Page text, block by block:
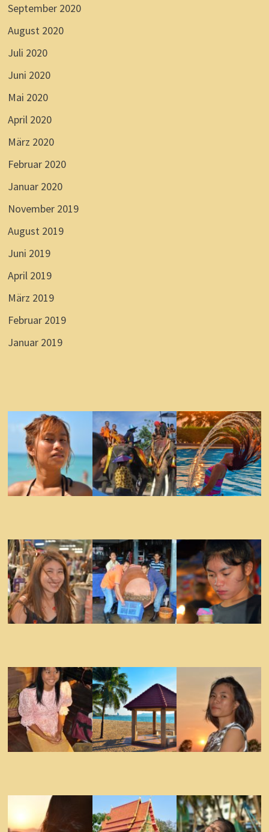
September 2020
August 2020
Juli 2020
Juni 2020
Mai 2020
April 2020
März 2020
Februar 2020
Januar 2020
November 2019
August 2019
Juni 2019
April 2019
März 2019
Februar 2019
Januar 2019